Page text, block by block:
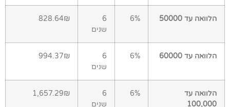
הלוואה עד 50000 6%
6
שנים
828.64₪
הלוואה עד 60000 6%
6
שנים
994.37₪
הלוואה עד
100,000
6%
6
שנים
1,657.29₪